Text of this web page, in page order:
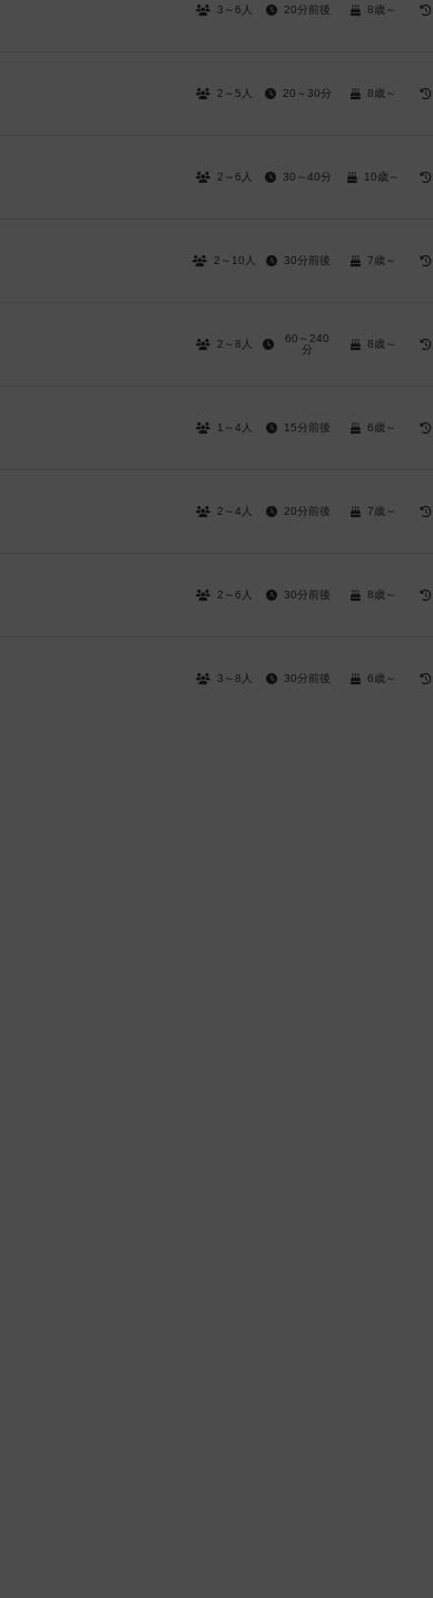
3～6人 20分前後 8歳～
2～5人 20～30分 8歳～
2～6人 30～40分 10歳～
2～10人 30分前後 7歳～
2～8人
60～240
分
8歳～
1～4人 15分前後 6歳～
2～4人 20分前後 7歳～
2～6人 30分前後 8歳～
3～8人 30分前後 6歳～